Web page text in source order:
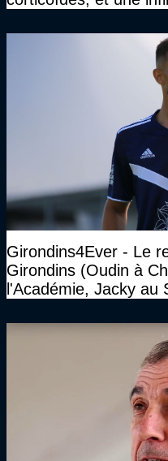
Girondins4Ever - Le
Girondins (Oudin à
l'Académie, Jacky au